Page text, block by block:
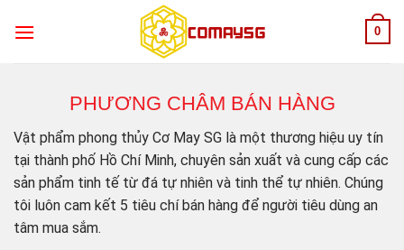
0
PHƯƠNG CHÂM BÁN HÀNG
Vật phẩm phong thủy Cơ May SG là một thương hiệu uy tín
tại thành phố Hồ Chí Minh, chuyên sản xuất và cung cấp các
sản phẩm tinh tế từ đá tự nhiên và tinh thể tự nhiên. Chúng
tôi luôn cam kết 5 tiêu chí bán hàng để người tiêu dùng an
tâm mua sắm.